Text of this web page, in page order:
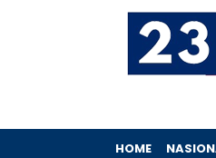
HOME